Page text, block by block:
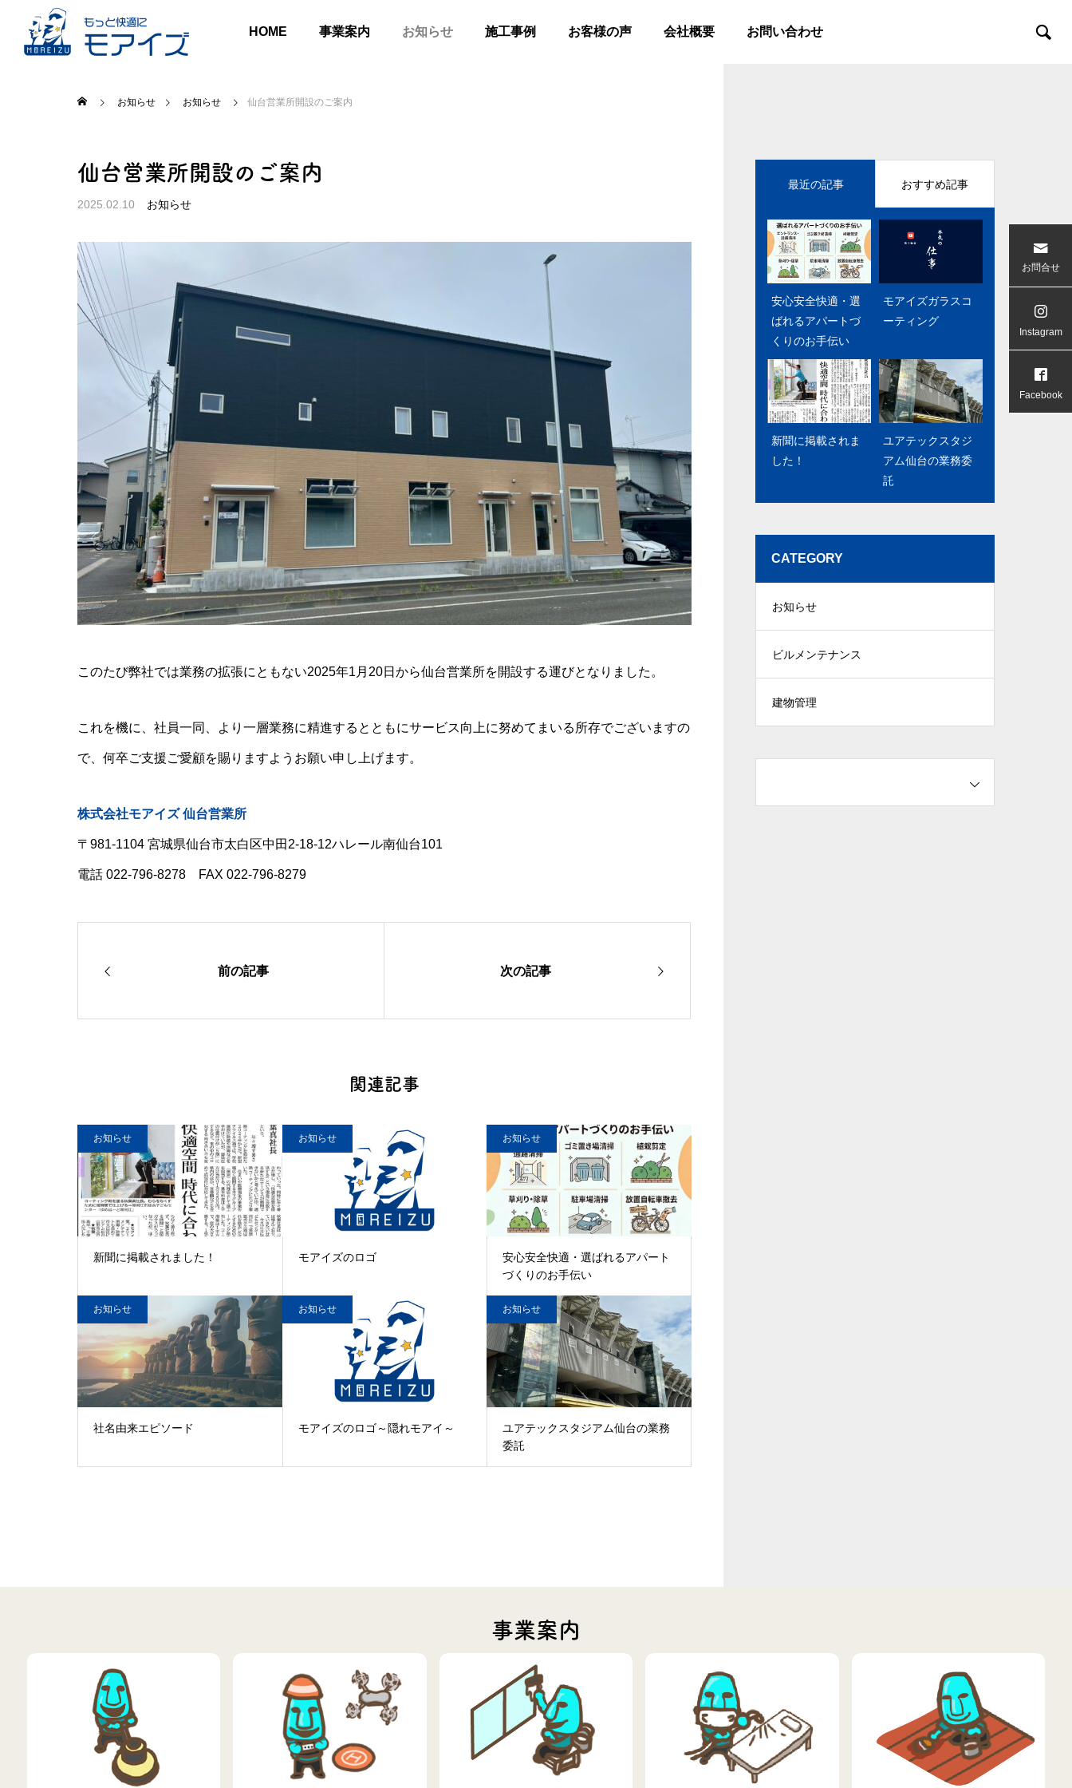
HOME 事業案内 お知らせ 施工事例 お客様の声 会社概要 お問い合わせ
お知らせ お知らせ 仙台営業所開設のご案内
仙台営業所開設のご案内
2025.02.10 お知らせ
このたび弊社では業務の拡張にともない2025年1月20日から仙台営業所を開設する運びとなりました。
これを機に、社員一同、より一層業務に精進するとともにサービス向上に努めてまいる所存でございますの
で、何卒ご支援ご愛顧を賜りますようお願い申し上げます。
株式会社モアイズ 仙台営業所
〒981-1104 宮城県仙台市太白区中田2-18-12ハレール南仙台101
電話 022-796-8278 FAX 022-796-8279
前の記事 次の記事
関連記事
お知らせ
新聞に掲載されました！
お知らせ
モアイズのロゴ
お知らせ
安心安全快適・選ばれるアパート
づくりのお手伝い
お知らせ
社名由来エピソード
お知らせ
モアイズのロゴ～隠れモアイ～
お知らせ
ユアテックスタジアム仙台の業務
委託
最近の記事 おすすめ記事
安心安全快適・選
ばれるアパートづ
くりのお手伝い
モアイズガラスコ
ーティング
新聞に掲載されま
した！
ユアテックスタジ
アム仙台の業務委
託
SDGｓ温水除草シ
ステム採用
モアイ君
安心安全快適・選
ばれるアパートづ
くりのお手伝い
モアイズのロゴ～
隠れモアイ～
CATEGORY
お知らせ
ビルメンテナンス
建物管理
事業案内
お問合せ
Instagram
Facebook